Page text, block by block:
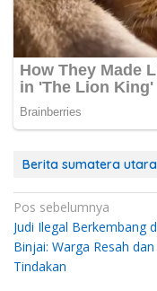
Berita sumatera utara
Navigasi
pos
Pos sebelumnya
Judi Ilegal Berkembang
Binjai: Warga Resah
Tindakan